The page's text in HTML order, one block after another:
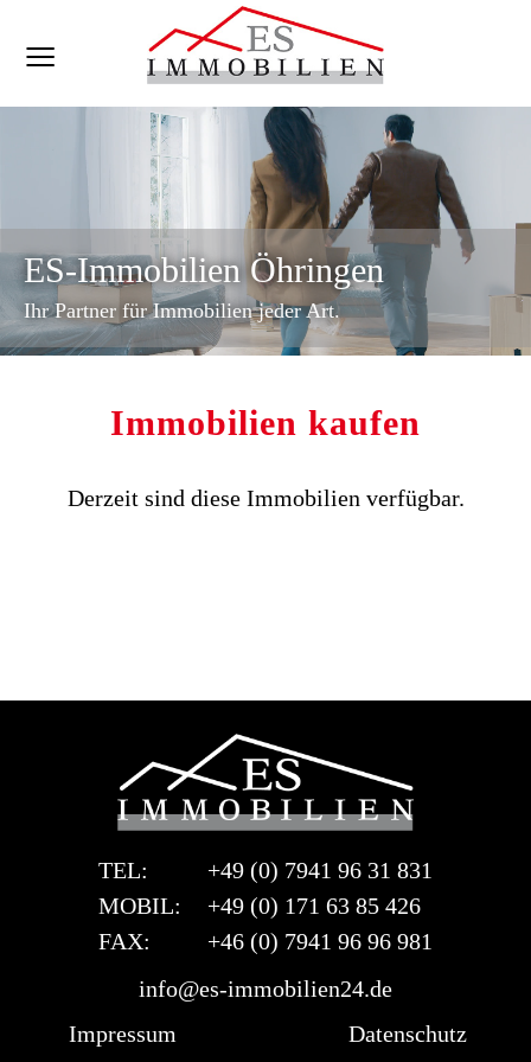
ES-Immobilien Öhringen
Ihr Partner für Immobilien jeder Art.
Immobilien kaufen
Derzeit sind diese Immobilien verfügbar.
TEL:
+49 (0) 7941 96 31 831
MOBIL:
+49 (0) 171 63 85 426
FAX:
+46 (0) 7941 96 96 981
info@es-immobilien24.de
Impressum
Datenschutz